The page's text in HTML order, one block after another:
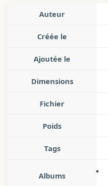
Auteur
Créée le
Ajoutée le
Dimensions
Fichier
Poids
Tags
Albums